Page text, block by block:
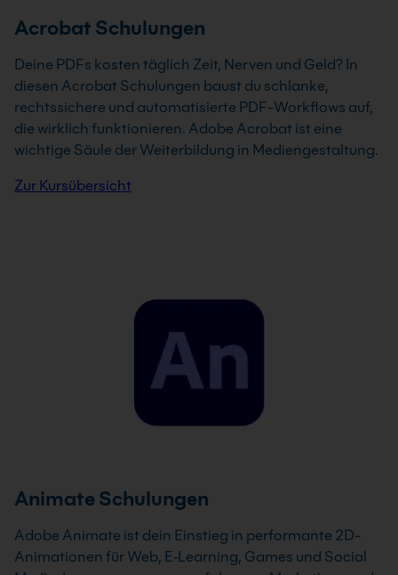
Acrobat Schulungen
Deine PDFs kosten täglich Zeit, Nerven und Geld? In
diesen Acrobat Schulungen baust du schlanke,
rechtssichere und automatisierte PDF-Workflows auf,
die wirklich funktionieren. Adobe Acrobat ist eine
wichtige Säule der Weiterbildung in Mediengestaltung.
Zur Kursübersicht
Animate Schulungen
Adobe Animate ist dein Einstieg in performante 2D-
Animationen für Web, E‑Learning, Games und Social